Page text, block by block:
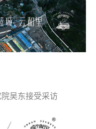
吴东接受采访